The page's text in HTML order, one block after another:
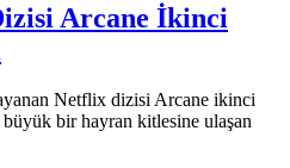
Arcane İkinci
Netflix dizisi Arcane ikinci
büyük bir hayran kitlesine ulaşan